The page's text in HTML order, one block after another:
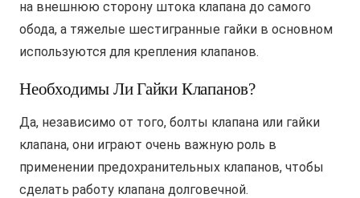
на внешнюю сторону штока клапана до самого
обода, а тяжелые шестигранные гайки в основном
используются для крепления клапанов.
Необходимы Ли Гайки Клапанов?
Да, независимо от того, болты клапана или гайки
клапана, они играют очень важную роль в
применении предохранительных клапанов, чтобы
сделать работу клапана долговечной.